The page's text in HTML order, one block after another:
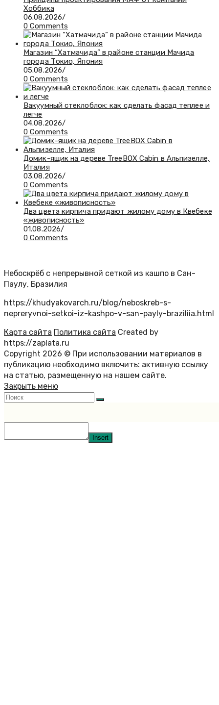
Хоббика
06.08.2026/
0 Comments
Магазин “Хатмачида” в районе станции Мачида
города Токио, Япония
05.08.2026/
0 Comments
Вакуумный стеклоблок: как сделать фасад теплее и
легче
04.08.2026/
0 Comments
Домик-ящик на дереве TreeBOX Cabin в Альпизелле,
Италия
03.08.2026/
0 Comments
Два цвета кирпича придают жилому дому в Квебеке
«живописность»
01.08.2026/
0 Comments
Небоскрёб с непрерывной сеткой из кашпо в Сан-
Паулу, Бразилия
https://khudyakovarch.ru/blog/neboskreb-s-
nepreryvnoi-setkoi-iz-kashpo-v-san-payly-braziliia.html
Карта сайта Политика сайта Created by
https://zaplata.ru
Copyright 2026 © При использовании материалов в
публикацию необходимо включить: активную ссылку
на статью, размещенную на нашем сайте.
Закрыть меню
Insert